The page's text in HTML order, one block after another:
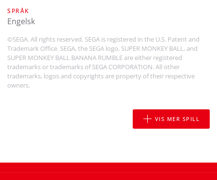
SPRÅK
engelsk
©SEGA. All rights reserved. SEGA is registered in the U.S. Patent and
Trademark Office. SEGA, the SEGA logo, SUPER MONKEY BALL, and
SUPER MONKEY BALL BANANA RUMBLE are either registered
trademarks or trademarks of SEGA CORPORATION. All other
trademarks, logos and copyrights are property of their respective
owners.
VIS MER SPILL